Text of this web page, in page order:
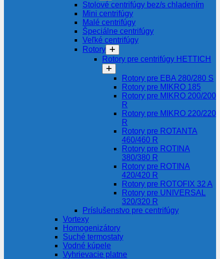
Stolové centrifúgy bez/s chladením
Mini centrifúgy
Malé centrifúgy
Špeciálne centrifúgy
Veľké centrifúgy
Rotory
Rotory pre centrifúgy HETTICH
Rotory pre EBA 280/280 S
Rotory pre MIKRO 185
Rotory pre MIKRO 200/200
R
Rotory pre MIKRO 220/220
R
Rotory pre ROTANTA
460/460 R
Rotory pre ROTINA
380/380 R
Rotory pre ROTINA
420/420 R
Rotory pre ROTOFIX 32 A
Rotory pre UNIVERSAL
320/320 R
Príslušenstvo pre centrifúgy
Vortexy
Homogenizátory
Suché termostaty
Vodné kúpele
Vyhrievacie platne